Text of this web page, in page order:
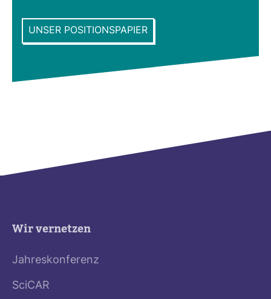
UNSER POSITIONSPAPIER
Wir vernetzen
Jahreskonferenz
SciCAR